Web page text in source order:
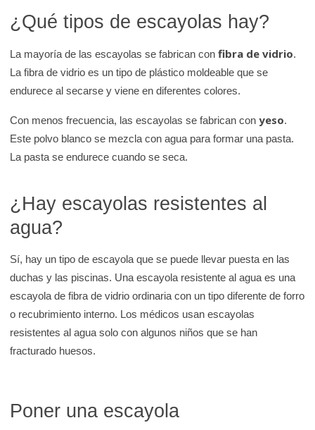
¿Qué tipos de escayolas hay?
La mayoría de las escayolas se fabrican confibra de vidrio.
La fibra de vidrio es un tipo de plástico moldeable que se
endurece al secarse y viene en diferentes colores.
Con menos frecuencia, las escayolas se fabrican conyeso.
Este polvo blanco se mezcla con agua para formar una pasta.
La pasta se endurece cuando se seca.
¿Hay escayolas resistentes al
agua?
Sí, hay un tipo de escayola que se puede llevar puesta en las
duchas y las piscinas. Una escayola resistente al agua es una
escayola de fibra de vidrio ordinaria con un tipo diferente de forro
o recubrimiento interno. Los médicos usan escayolas
resistentes al agua solo con algunos niños que se han
fracturado huesos.
Poner una escayola